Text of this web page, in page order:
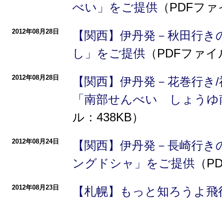
べい」をご提供（PDFファ
2012年08月28日
【関西】伊丹発－秋田行
し」をご提供（PDFファイ
2012年08月28日
【関西】伊丹発－花巻行
「南部せんべい しょうゆ
ル：438KB）
2012年08月24日
【関西】伊丹発－長崎行
ングドシャ」をご提供（
2012年08月23日
【札幌】もっと知ろうよ